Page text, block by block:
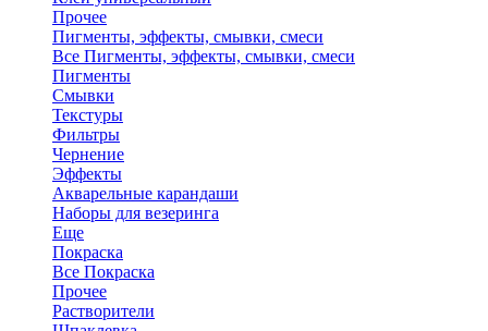
Прочее
Пигменты, эффекты, смывки, смеси
Все Пигменты, эффекты, смывки, смеси
Пигменты
Смывки
Текстуры
Фильтры
Чернение
Эффекты
Акварельные карандаши
Наборы для везеринга
Еще
Покраска
Все Покраска
Прочее
Растворители